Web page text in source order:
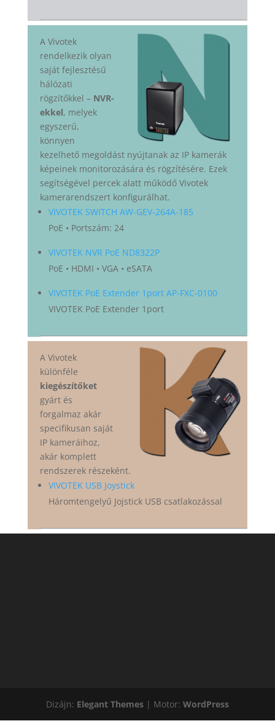
A Vivotek
rendelkezik olyan
saját fejlesztésű
hálózati
rögzítőkkel – NVR-
ekkel, melyek
egyszerű,
könnyen
kezelhető megoldást nyújtanak az IP kamerák
képeinek monitorozására és rögzítésére. Ezek
segítségével percek alatt működő Vivotek
kamerarendszert konfigurálhat.
VIVOTEK SWITCH AW-GEV-264A-185
PoE • Portszám: 24
VIVOTEK NVR PoE ND8322P
PoE • HDMI • VGA • eSATA
VIVOTEK PoE Extender 1port AP-FXC-0100
VIVOTEK PoE Extender 1port
A Vivotek
különféle
kiegészítőket
gyárt és
forgalmaz akár
specifikusan saját
IP kameráihoz,
akár komplett
rendszerek részeként.
VIVOTEK USB Joystick
Háromtengelyű Jojstick USB csatlakozással
Dizájn: Elegant Themes| Motor: WordPress